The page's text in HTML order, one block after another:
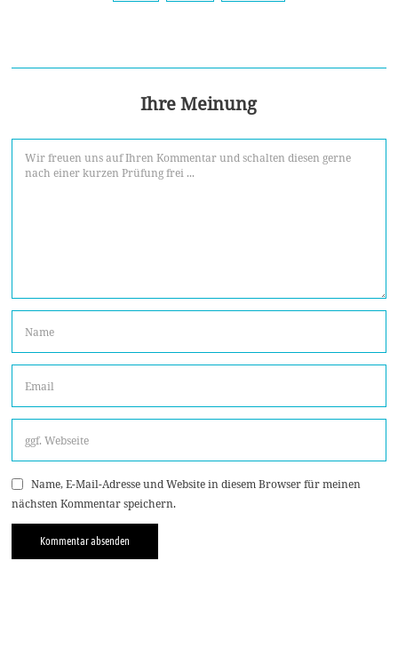
Ihre Meinung
Name, E-Mail-Adresse und Website in diesem Browser für meinen
nächsten Kommentar speichern.